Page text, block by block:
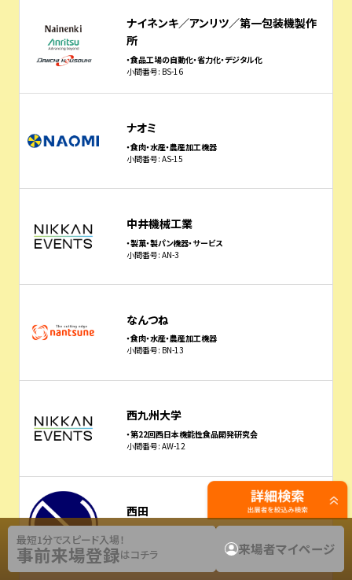
最短1分でスピード入場！
事前来場登録はコチラ 来場者マイページ
ナイネンキ／アンリツ／第一包装機製作
所
・食品工場の自動化・省力化・デジタル化
小間番号: BS-16
ナオミ
・食肉・水産・農産加工機器
小間番号: AS-15
中井機械工業
・製菓・製パン機器・サービス
小間番号: AN-3
なんつね
・食肉・水産・農産加工機器
小間番号: BN-13
西九州大学
・第22回西日本機能性食品開発研究会
小間番号: AW-12
西田
・外食・中食・給食産業機器